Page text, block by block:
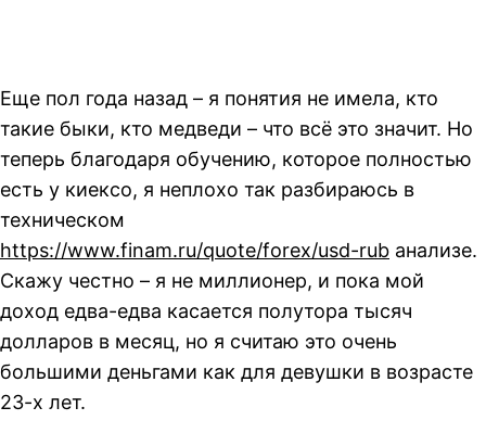
Еще пол года назад – я понятия не имела, кто
такие быки, кто медведи – что всё это значит. Но
теперь благодаря обучению, которое полностью
есть у киексо, я неплохо так разбираюсь в
техническом
https://www.finam.ru/quote/forex/usd-rub анализе.
Скажу честно – я не миллионер, и пока мой
доход едва-едва касается полутора тысяч
долларов в месяц, но я считаю это очень
большими деньгами как для девушки в возрасте
23-х лет.